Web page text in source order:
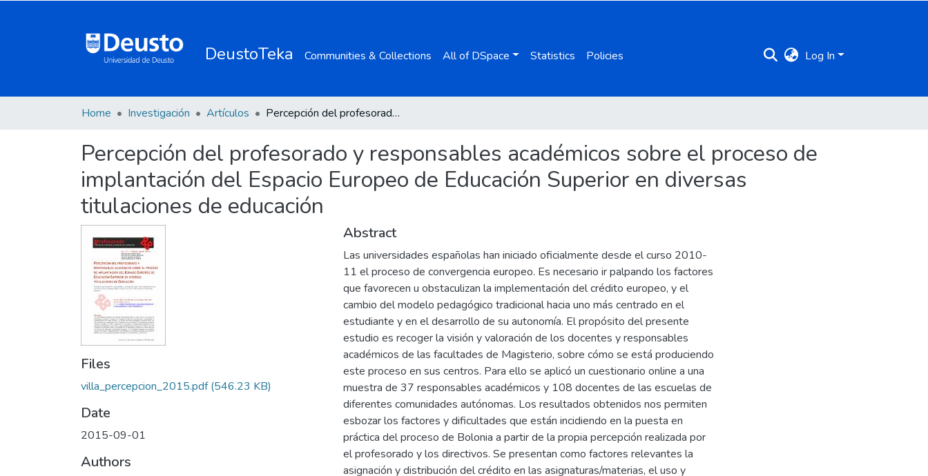
DeustoTeka Communities & Collections All of DSpace Statistics Policies Log In
Home Investigación Artículos Percepción del profesorado y responsables académicos sobre el proceso de implantación del Espacio Europeo de Educación Superior en diversas titulaciones de educación
Percepción del profesorado y responsables académicos sobre el proceso de
implantación del Espacio Europeo de Educación Superior en diversas
titulaciones de educación
Files
villa_percepcion_2015.pdf(546.23 KB)
Date
2015-09-01
Authors
Abstract
Las universidades españolas han iniciado oficialmente desde el curso 2010-
11 el proceso de convergencia europeo. Es necesario ir palpando los factores
que favorecen u obstaculizan la implementación del crédito europeo, y el
cambio del modelo pedagógico tradicional hacia uno más centrado en el
estudiante y en el desarrollo de su autonomía. El propósito del presente
estudio es recoger la visión y valoración de los docentes y responsables
académicos de las facultades de Magisterio, sobre cómo se está produciendo
este proceso en sus centros. Para ello se aplicó un cuestionario online a una
muestra de 37 responsables académicos y 108 docentes de las escuelas de
diferentes comunidades autónomas. Los resultados obtenidos nos permiten
esbozar los factores y dificultades que están incidiendo en la puesta en
práctica del proceso de Bolonia a partir de la propia percepción realizada por
el profesorado y los directivos. Se presentan como factores relevantes la
asignación y distribución del crédito en las asignaturas/materias, el uso y